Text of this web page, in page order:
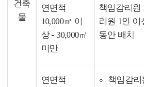
건축
물
연면적
10,000㎥ 이
상 - 30,000㎥
미만
책임감리원
리원 1인
동안 배치
연면적
책임감리